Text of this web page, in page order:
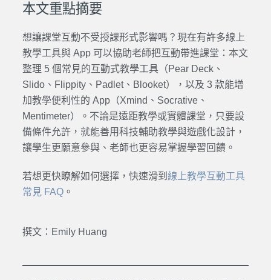
本文重點摘要
想讓課堂互動不受授課形式影響嗎？現在有許多線上
教學工具與 App 可以協助老師把互動帶進課堂：本文
整理 5 個常見的互動式教學工具（Pear Deck、
Slido、Flippity、Padlet、Blooket），以及 3 款能增
加教學便利性的 App（Xmind、Socrative、
Mentimeter）。不論是遠距教學或實體課堂，只要設
備條件允許，就能善用科技輔助教學與遊戲化設計，
讓學生更願意參與、老師也更容易掌握學習回饋。
若想更快瞭解如何選擇，快速滑到 線上教學互動工具
常見 FAQ。
撰文：Emily Huang